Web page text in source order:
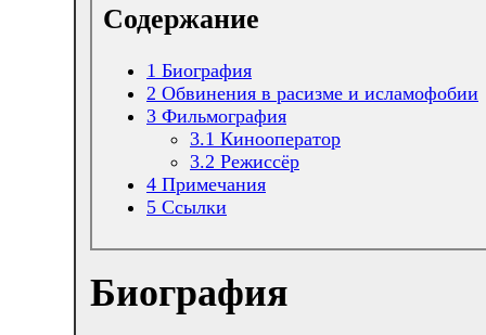
Содержание
1 Биография
2 Обвинения в расизме и исламофобии
3 Фильмография
3.1 Кинооператор
3.2 Режиссёр
4 Примечания
5 Ссылки
Биография